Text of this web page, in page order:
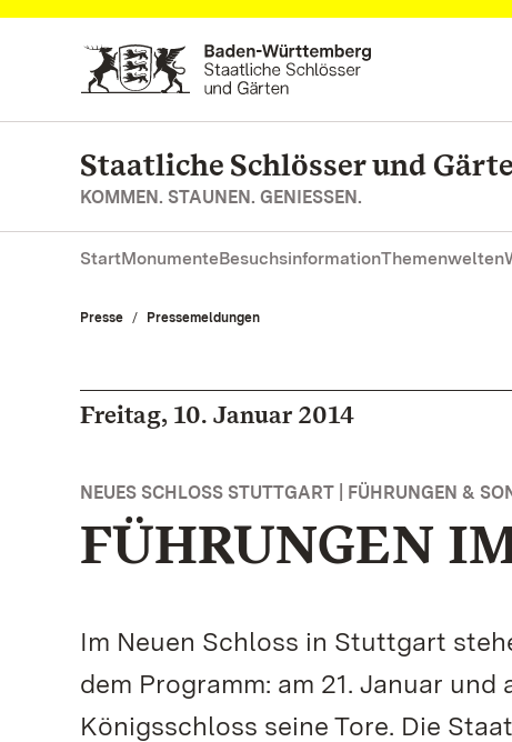
Zum Hauptinhalt springen
Staatliche Schlösser und
KOMMEN. STAUNEN. GENIESSEN.
StartMonumenteBesuchsinformationThemenwelten
Presse Pressemeldungen
Freitag, 10. Januar 2014
NEUES SCHLOSS STUTTGART | FÜHRUNGEN &
FÜHRUNGEN
Im Neuen Schloss in Stuttgart
dem Programm: am 21. Januar
Königsschloss seine Tore. Die